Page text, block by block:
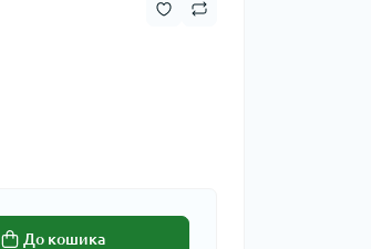
До кошика